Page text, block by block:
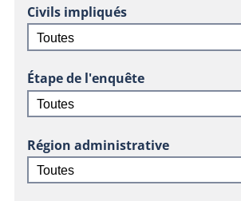
Civils impliqués
Étape de l'enquête
Région administrative